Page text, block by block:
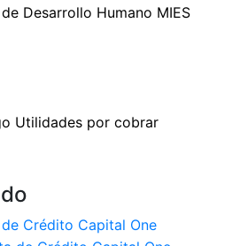
Crédito Capital One